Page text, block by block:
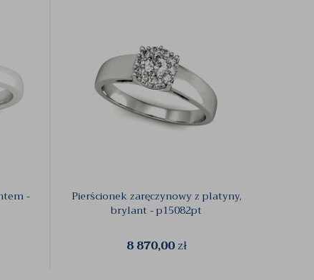
-
Pierścionek zaręczynowy z platyny,
brylant - p15082pt
8 870,00zł